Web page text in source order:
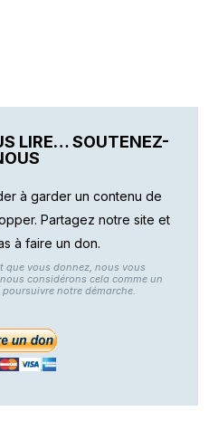
LIRE… SOUTENEZ-
à garder un contenu de
Partagez notre site et
à faire un don.
que vous donnez, nous vous
considérons cela comme un
notre démarche.